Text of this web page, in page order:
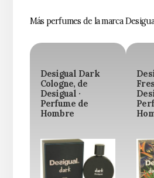
Más perfumes de la marca
Desigual Dark
Cologne, de
Desigual ·
Perfume de
Hombre